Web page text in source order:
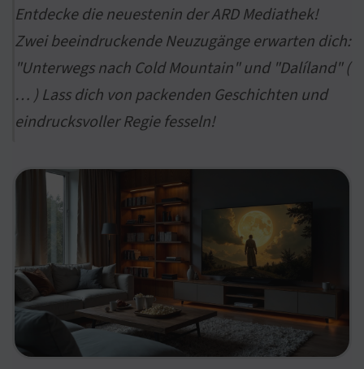
Entdecke die neuestenin der ARD Mediathek!
Zwei beeindruckende Neuzugänge erwarten dich:
"Unterwegs nach Cold Mountain" und "Dalíland" (
… ) Lass dich von packenden Geschichten und
eindrucksvoller Regie fesseln!